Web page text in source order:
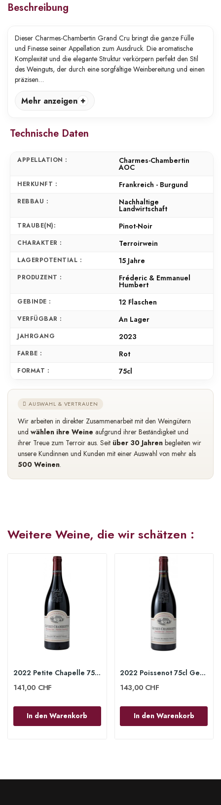
Beschreibung
Dieser Charmes-Chambertin Grand Cru bringt die ganze Fülle
und Finesse seiner Appellation zum Ausdruck. Die aromatische
Komplexität und die elegante Struktur verkörpern perfekt den Stil
des Weinguts, der durch eine sorgfältige Weinbereitung und einen
präzisen…
Mehr anzeigen
Technische Daten
APPELLATION : Charmes-Chambertin
AOC
HERKUNFT : Frankreich - Burgund
REBBAU : Nachhaltige
Landwirtschaft
TRAUBE(N): Pinot-Noir
CHARAKTER : Terroirwein
LAGERPOTENTIAL : 15 Jahre
PRODUZENT : Fréderic & Emmanuel
Humbert
GEBINDE : 12 Flaschen
VERFÜGBAR : An Lager
JAHRGANG 2023
FARBE : Rot
FORMAT : 75cl
AUSWAHL & VERTRAUEN
Wir arbeiten in direkter Zusammenarbeit mit den Weingütern
und wählen ihre Weine aufgrund ihrer Beständigkeit und
ihrer Treue zum Terroir aus. Seit über 30 Jahren begleiten wir
unsere Kundinnen und Kunden mit einer Auswahl von mehr als
500 Weinen.
Weitere Weine, die wir schätzen :
2022 Petite Chapelle 75cl Gevrey-Chambertin 1er...
141,00 CHF
In den Warenkorb
2022 Poissenot 75cl Gevrey-Chambertin 1er Cru...
143,00 CHF
In den Warenkorb